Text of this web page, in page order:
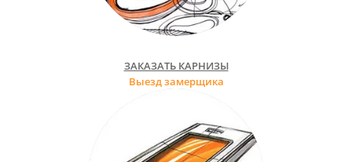
ЗАКАЗАТЬ КАРНИЗЫ
Выезд замерщика